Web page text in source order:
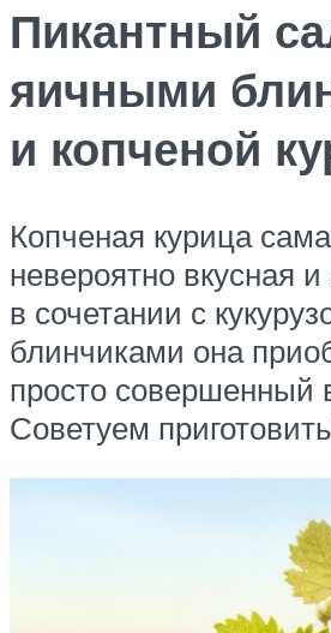
Пикантный
яичными
и копченой
Копченая курица
невероятно вкусная
в сочетании с
блинчиками она
просто совершенный
Советуем